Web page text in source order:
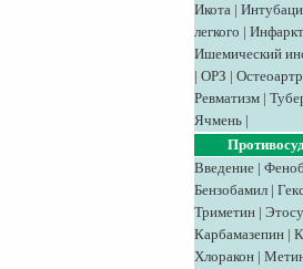
Икота |
легкого |
Ишемический
| ОРЗ |
Ревматизм |
Ячмень |
Введение |
Бензобамил |
Триметин |
Карбамазепин |
Хлоракон |